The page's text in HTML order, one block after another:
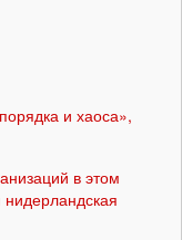
и хаоса»,
в этом